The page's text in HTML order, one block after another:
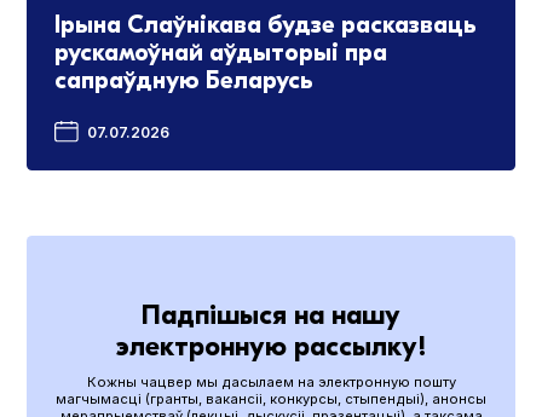
Ірына Слаўнікава будзе расказваць
рускамоўнай аўдыторыі пра
сапраўдную Беларусь
07.07.2026
Падпішыся на нашу
электронную рассылку!
Кожны чацвер мы дасылаем на электронную пошту
магчымасці (гранты, вакансіі, конкурсы, стыпендыі), анонсы